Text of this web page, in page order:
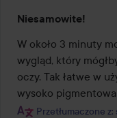
5
z
5
Niesamowite!
W około 3 minuty
wygląd, który
oczy. Tak łatwe w
wysoko
Przetłumaczone z: